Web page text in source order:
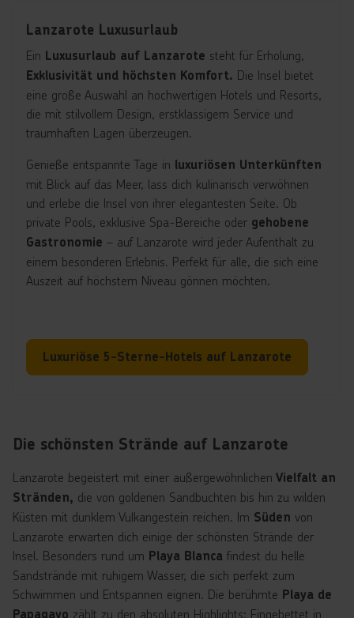
Lanzarote Luxusurlaub
Ein Luxusurlaub auf Lanzarote steht für Erholung,
Exklusivität und höchsten Komfort. Die Insel bietet
eine große Auswahl an hochwertigen Hotels und Resorts,
die mit stilvollem Design, erstklassigem Service und
traumhaften Lagen überzeugen.
Genieße entspannte Tage in luxuriösen Unterkünften
mit Blick auf das Meer, lass dich kulinarisch verwöhnen
und erlebe die Insel von ihrer elegantesten Seite. Ob
private Pools, exklusive Spa-Bereiche oder gehobene
Gastronomie – auf Lanzarote wird jeder Aufenthalt zu
einem besonderen Erlebnis. Perfekt für alle, die sich eine
Auszeit auf höchstem Niveau gönnen möchten.
Luxuriöse 5-Sterne-Hotels auf Lanzarote
Die schönsten Strände auf Lanzarote
Lanzarote begeistert mit einer außergewöhnlichen Vielfalt an
Stränden, die von goldenen Sandbuchten bis hin zu wilden
Küsten mit dunklem Vulkangestein reichen. Im Süden von
Lanzarote erwarten dich einige der schönsten Strände der
Insel. Besonders rund um Playa Blanca findest du helle
Sandstrände mit ruhigem Wasser, die sich perfekt zum
Schwimmen und Entspannen eignen. Die berühmte Playa de
Papagayo zählt zu den absoluten Highlights: Eingebettet in